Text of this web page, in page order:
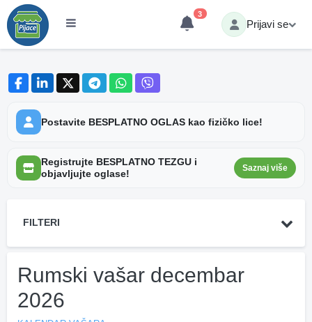
3
Prijavi se
Postavite BESPLATNO OGLAS kao fizičko lice!
Registrujte BESPLATNO TEZGU i
objavljujte oglase!
Saznaj više
FILTERI
Rumski vašar decembar
2026